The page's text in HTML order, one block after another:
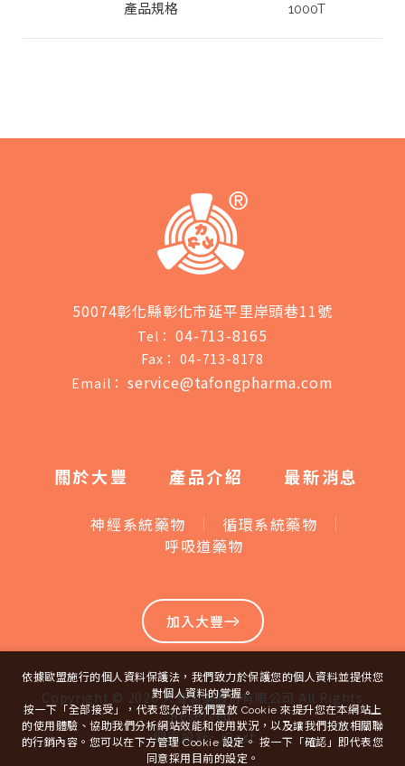
產品規格 1000T
50074彰化縣彰化市延平里岸頭巷11號
Tel： 04-713-8165
Fax： 04-713-8178
Email： service@tafongpharma.com
關於大豐 產品介紹 最新消息
神經系統藥物
循環系統藥物
呼吸道藥物
加入大豐
Copyright © 2026大豐製藥股份有限公司 All Rights
Reserved.
網頁設計- iBest
依據歐盟施行的個人資料保護法，我們致力於保護您的個人資料並提供您
對個人資料的掌握。
按一下「全部接受」，代表您允許我們置放 Cookie 來提升您在本網站上
的使用體驗、協助我們分析網站效能和使用狀況，以及讓我們投放相關聯
的行銷內容。您可以在下方管理 Cookie 設定。 按一下「確認」即代表您
同意採用目前的設定。